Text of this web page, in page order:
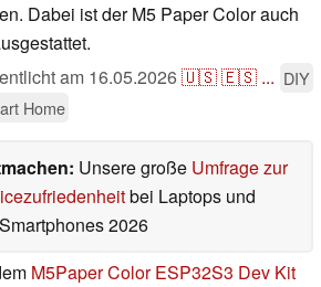
Dabei ist der M5 Paper Color auch
am 16.05.2026🇺🇸🇪🇸 ... DIY
Home
Unsere große Umfrage zur
bei Laptops und
Smartphones 2026
M5Paper Color ESP32S3 Dev Kit